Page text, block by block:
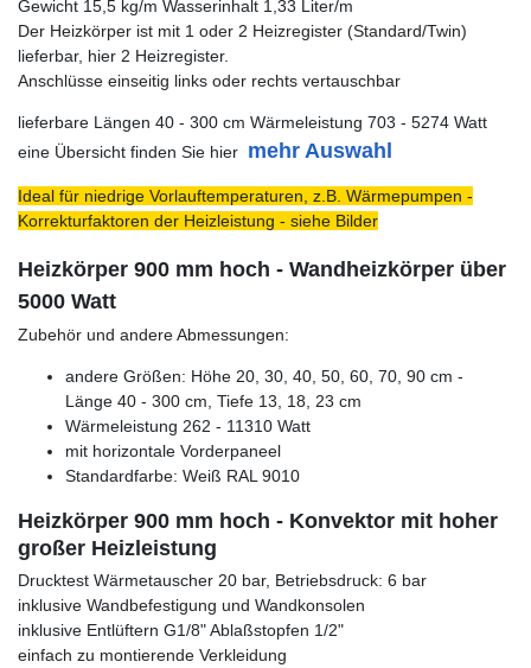
Gewicht 15,5 kg/m Wasserinhalt 1,33 Liter/m
Der Heizkörper ist mit 1 oder 2 Heizregister (Standard/Twin)
lieferbar, hier 2 Heizregister.
Anschlüsse einseitig links oder rechts vertauschbar
lieferbare Längen 40 - 300 cm Wärmeleistung 703 - 5274 Watt
eine Übersicht finden Sie hier mehr Auswahl
Ideal für niedrige Vorlauftemperaturen, z.B. Wärmepumpen -
Korrekturfaktoren der Heizleistung - siehe Bilder
Heizkörper 900 mm hoch - Wandheizkörper über
5000 Watt
Zubehör und andere Abmessungen:
andere Größen: Höhe 20, 30, 40, 50, 60, 70, 90 cm -
Länge 40 - 300 cm, Tiefe 13, 18, 23 cm
Wärmeleistung 262 - 11310 Watt
mit horizontale Vorderpaneel
Standardfarbe: Weiß RAL 9010
Heizkörper 900 mm hoch - Konvektor mit hoher
großer Heizleistung
Drucktest Wärmetauscher 20 bar, Betriebsdruck: 6 bar
inklusive Wandbefestigung und Wandkonsolen
inklusive Entlüftern G1/8" Ablaßstopfen 1/2"
einfach zu montierende Verkleidung